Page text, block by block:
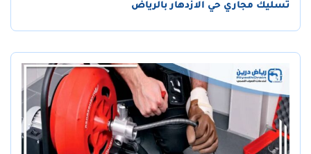
تسليك مجاري حي الازدهار بالرياض